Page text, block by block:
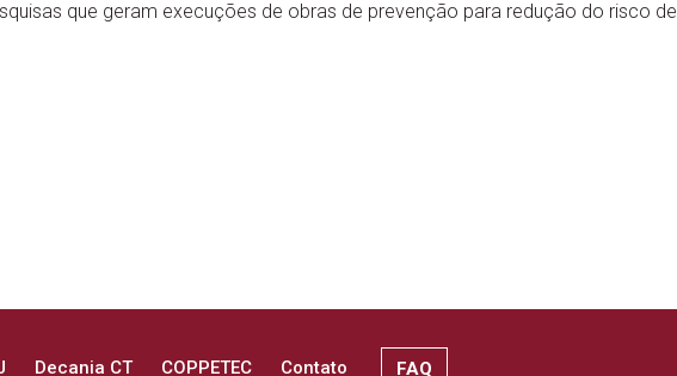
que geram execuções de obras de prevenção para redução do risco de
Decania CT COPPETEC Contato FAQ